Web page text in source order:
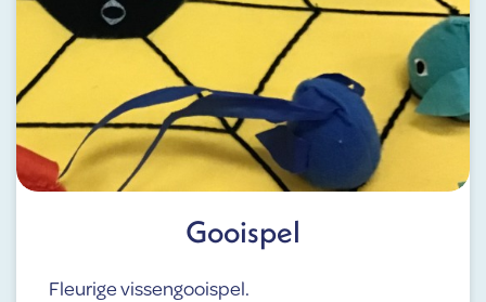
Gooispel
Fleurige vissengooispel.